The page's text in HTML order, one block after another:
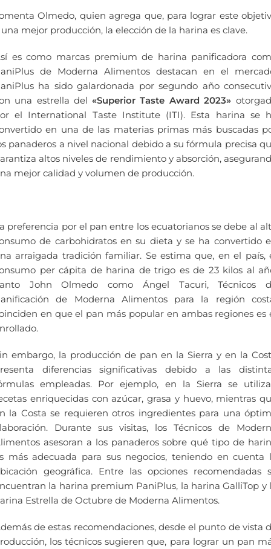
Olmedo, quien agrega que, para lograr este
mejor producción, la elección de la harina es clave.
es como marcas premium de harina panificadora
de Moderna Alimentos destacan en el
ha sido galardonada por segundo año
una estrella del «Superior Taste Award 2023»
el International Taste Institute (ITI). Esta harina se
en una de las materias primas más buscadas
panaderos a nivel nacional debido a su fórmula precisa
altos niveles de rendimiento y absorción,
mejor calidad y volumen de producción.
preferencia por el pan entre los ecuatorianos se debe al
de carbohidratos en su dieta y se ha convertido
arraigada tradición familiar. Se estima que, en el país,
per cápita de harina de trigo es de 23 kilos al
John Olmedo como Ángel Tacuri, Técnicos
de Moderna Alimentos para la región
en que el pan más popular en ambas regiones es
embargo, la producción de pan en la Sierra y en la
diferencias significativas debido a las
empleadas. Por ejemplo, en la Sierra se
enriquecidas con azúcar, grasa y huevo, mientras
la Costa se requieren otros ingredientes para una
Durante sus visitas, los Técnicos de
asesoran a los panaderos sobre qué tipo de
más adecuada para sus negocios, teniendo en cuenta
geográfica. Entre las opciones recomendadas
la harina premium PaniPlus, la harina GalliTop y
Estrella de Octubre de Moderna Alimentos.
de estas recomendaciones, desde el punto de vista
los técnicos sugieren que, para lograr un pan